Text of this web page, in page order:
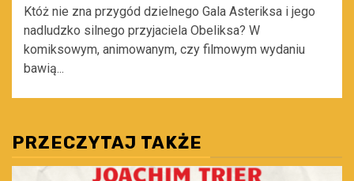
Któż nie zna przygód dzielnego Gala Asteriksa i jego
nadludzko silnego przyjaciela Obeliksa? W
komiksowym, animowanym, czy filmowym wydaniu
bawią...
PRZECZYTAJ TAKŻE